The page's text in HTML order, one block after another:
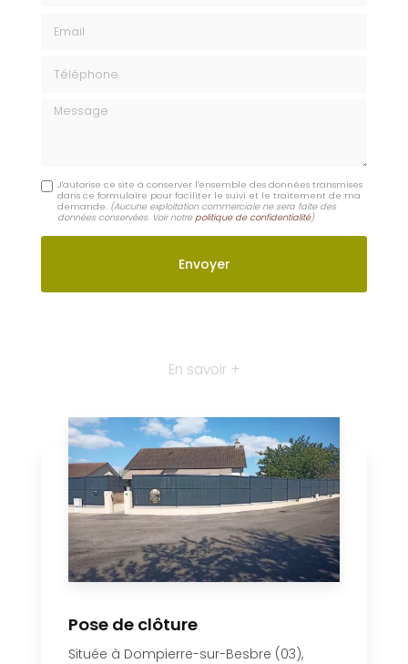
Message
J'autorise ce site à conserver l'ensemble des données transmises
dans ce formulaire pour faciliter le suivi et le traitement de ma
demande. (Aucune exploitation commerciale ne sera faite des
données conservées. Voir notrepolitique de confidentialité)
En savoir +
Pose de clôture
Située à Dompierre-sur-Besbre (03),